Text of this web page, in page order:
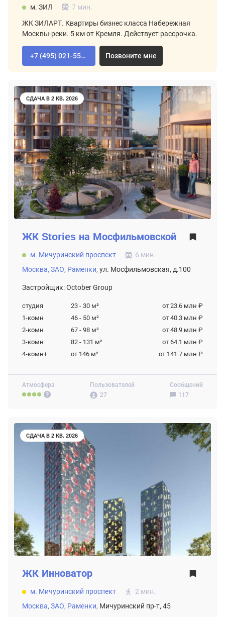
м. ЗИЛ 7 мин.
ЖК ЗИЛАРТ. Квартиры бизнес класса Набережная
Москвы-реки. 5 км от Кремля. Действует рассрочка.
+7 (495) 021-55-92 Позвоните мне
СДАЧА В 2 КВ. 2026
Атмосфера
Пользователей
27
Сообщений
117
ЖК Stories на Мосфильмовской
м. Мичуринский проспект
6 мин.
Москва, ЗАО, Раменки, ул. Мосфильмовская, д.100
Застройщик: October Group
студия 23 - 30 м²
от 23.6 млн ₽
1-комн
46 - 50 м²
от 40.3 млн ₽
2-комн
67 - 98 м²
от 48.9 млн ₽
3-комн
82 - 131 м²
от 64.1 млн ₽
4-комн+
от 146 м² от 141.7 млн ₽
СДАЧА В 2 КВ. 2026
ЖК Инноватор
м. Мичуринский проспект
2 мин.
Москва, ЗАО, Раменки, Мичуринский пр-т, 45